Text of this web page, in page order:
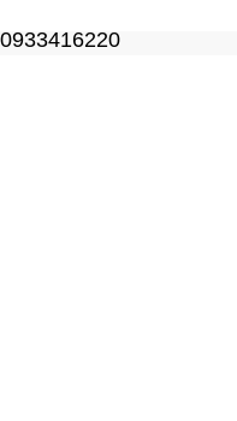
0933416220